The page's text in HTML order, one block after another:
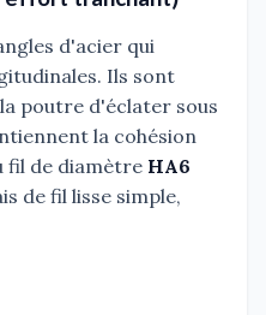
d'acier qui
Ils sont
poutre d'éclater sous
la cohésion
fil de diamètre HA6
de fil lisse simple,